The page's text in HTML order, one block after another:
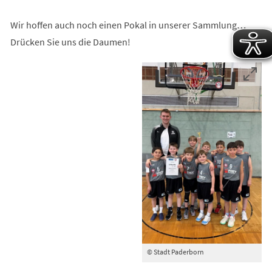
Wir hoffen auch noch einen Pokal in unserer Sammlung…
Drücken Sie uns die Daumen!
© Stadt Paderborn